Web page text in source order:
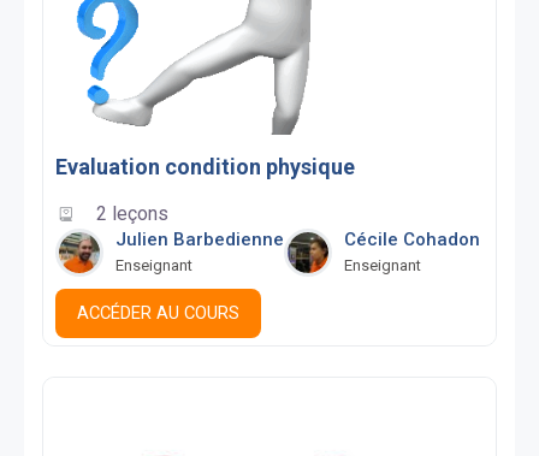
Evaluation condition physique
2 leçons
Julien Barbedienne
Enseignant
Cécile Cohadon
Enseignant
ACCÉDER AU COURS